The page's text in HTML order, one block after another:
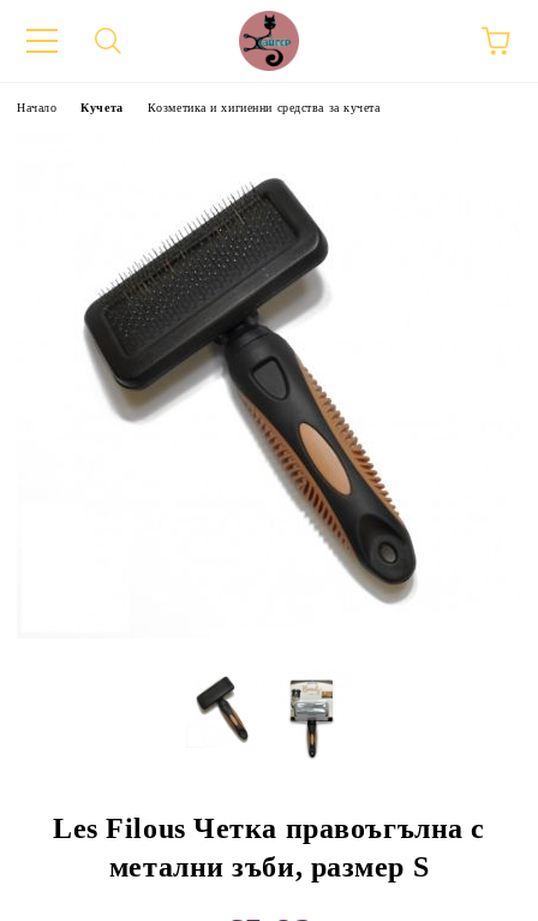
Начало Кучета Козметика и хигиенни средства за кучета
Les Filous Четка правоъгълна с
метални зъби, размер S